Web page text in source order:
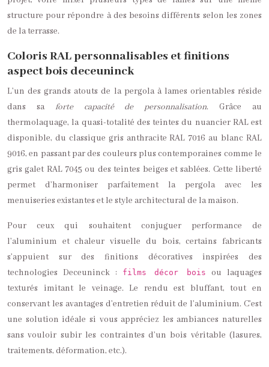
structure pour répondre à des besoins différents selon les zones
de la terrasse.
Coloris RAL personnalisables et finitions
aspect bois deceuninck
L’un des grands atouts de la pergola à lames orientables réside
dans sa forte capacité de personnalisation. Grâce au
thermolaquage, la quasi-totalité des teintes du nuancier RAL est
disponible, du classique gris anthracite RAL 7016 au blanc RAL
9016, en passant par des couleurs plus contemporaines comme le
gris galet RAL 7045 ou des teintes beiges et sablées. Cette liberté
permet d’harmoniser parfaitement la pergola avec les
menuiseries existantes et le style architectural de la maison.
Pour ceux qui souhaitent conjuguer performance de
l’aluminium et chaleur visuelle du bois, certains fabricants
s’appuient sur des finitions décoratives inspirées des
technologies Deceuninck :
films décor bois
ou laquages
texturés imitant le veinage. Le rendu est bluffant, tout en
conservant les avantages d’entretien réduit de l’aluminium. C’est
une solution idéale si vous appréciez les ambiances naturelles
sans vouloir subir les contraintes d’un bois véritable (lasures,
traitements, déformation, etc.).